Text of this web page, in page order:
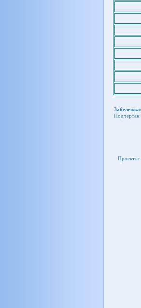
Забележка:
Подчертан
Проектът